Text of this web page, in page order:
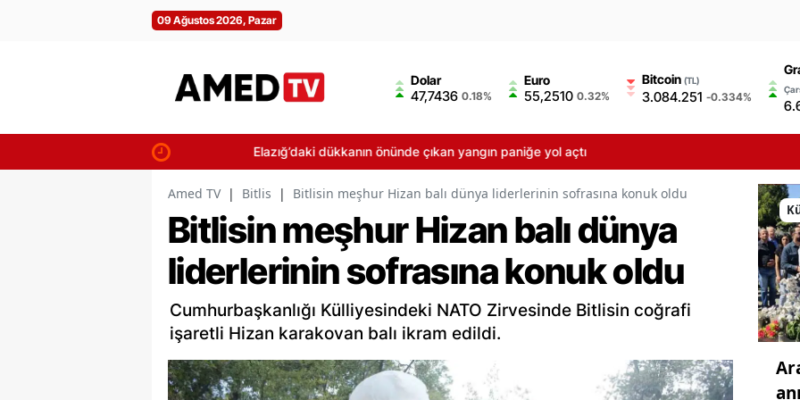
09 Ağustos 2026, Pazar
Dolar
47,7436 0.18%
Euro
55,2510 0.32%
Bitcoin(TL)
3.084.251 -0.334%
Elazığ’daki dükkanın önünde çıkan yangın paniğe yol açtı
Amed TV | Bitlis | Bitlisin meşhur Hizan balı dünya liderlerinin sofrasına konuk oldu
Bitlisin meşhur Hizan balı dünya
liderlerinin sofrasına konuk oldu
Cumhurbaşkanlığı Külliyesindeki NATO Zirvesinde Bitlisin coğrafi
işaretli Hizan karakovan balı ikram edildi.